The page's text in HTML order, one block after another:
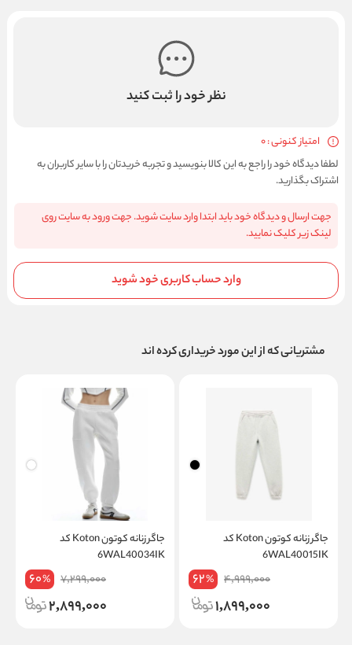
نظر خود را ثبت کنید
امتیاز کنونی : 0
لطفا دیدگاه خود را راجع به این کالا بنویسید و تجربه خریدتان را با سایر کاربران به
اشتراک بگذارید.
جهت ارسال و دیدگاه خود باید ابتدا وارد سایت شوید. جهت ورود به سایت روی
لینک زیر کلیک نمایید.
وارد حساب کاربری خود شوید
مشتریانی که از این مورد خریداری کرده اند
جاگر زنانه کوتون Koton کد
6WAL40015IK
4,999,000
62%
1,899,000
جاگر زنانه کوتون Koton کد
6WAL40034IK
7,299,000
60%
2,899,000